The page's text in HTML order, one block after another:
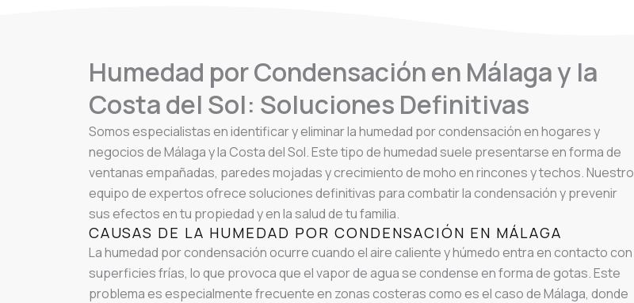
Humedad por Condensación en Málaga y la
Costa del Sol: Soluciones Definitivas
Somos especialistas en identificar y eliminar la humedad por condensación en hogares y
negocios de Málaga y la Costa del Sol. Este tipo de humedad suele presentarse en forma de
ventanas empañadas, paredes mojadas y crecimiento de moho en rincones y techos. Nuestro
equipo de expertos ofrece soluciones definitivas para combatir la condensación y prevenir
sus efectos en tu propiedad y en la salud de tu familia.
CAUSAS DE LA HUMEDAD POR CONDENSACIÓN EN MÁLAGA
La humedad por condensación ocurre cuando el aire caliente y húmedo entra en contacto con
superficies frías, lo que provoca que el vapor de agua se condense en forma de gotas. Este
problema es especialmente frecuente en zonas costeras como es el caso de Málaga, donde